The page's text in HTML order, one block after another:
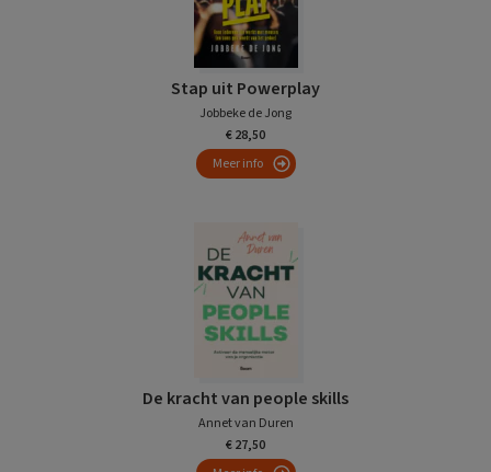
Stap uit Powerplay
Jobbeke de Jong
€ 28,50
Meer info
De kracht van people skills
Annet van Duren
€ 27,50